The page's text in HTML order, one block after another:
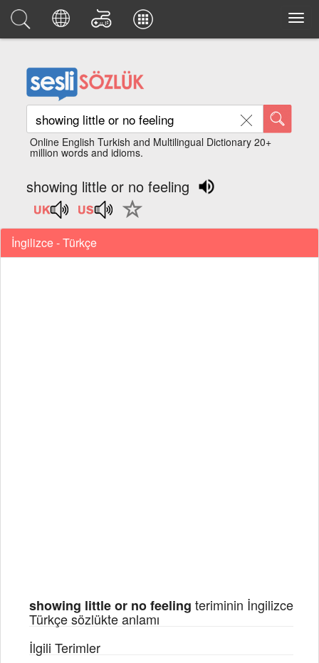
Online English Turkish and Multilingual Dictionary 20+
million words and idioms.
showing little or no feeling
İngilizce - Türkçe
showing little or no feeling teriminin İngilizce
Türkçe sözlükte anlamı
İlgili Terimler